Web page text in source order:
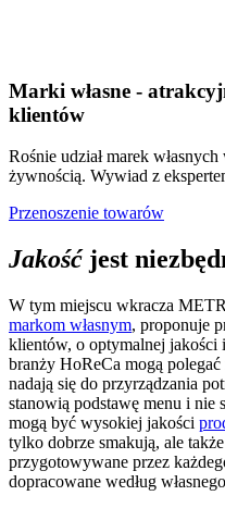
Marki własne -
klientów
Rośnie udział marek
żywnością. Wywiad z
Przenoszenie towarów
Jakośćjest
W tym miejscu wkracza
markom własnym, proponuje
klientów, o optymalnej jakości
branży HoReCa mogą
nadają się do przyrządzania
stanowią podstawę menu i nie
mogą być wysokiej jakości
tylko dobrze smakują, ale
przygotowywane przez
dopracowane według